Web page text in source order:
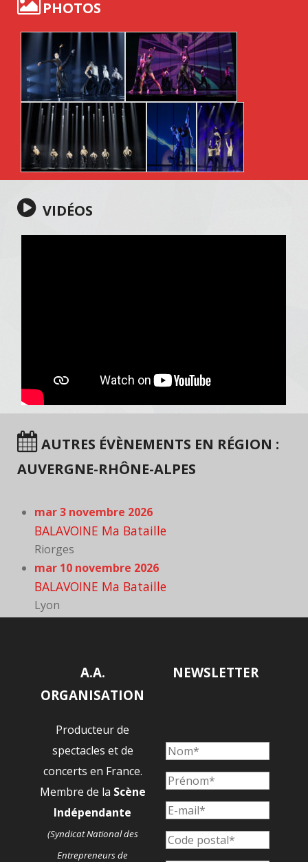
PHOTOS
VIDÉOS
AUTRES ÉVÈNEMENTS EN RÉGION :
AUVERGNE-RHÔNE-ALPES
mar 3 novembre 2026
BALAVOINE Ma Bataille
Riorges
mar 10 novembre 2026
BALAVOINE Ma Bataille
Lyon
A.A.
ORGANISATION
Producteur de
spectacles et de
concerts en France.
Membre de la Scène
Indépendante
(Syndicat National des
Entrepreneurs de
NEWSLETTER